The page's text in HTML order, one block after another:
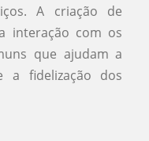
A criação de
interação com os
que ajudam a
a fidelização dos